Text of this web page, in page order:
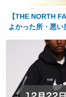
【THE NORTH
よかった所・悪い